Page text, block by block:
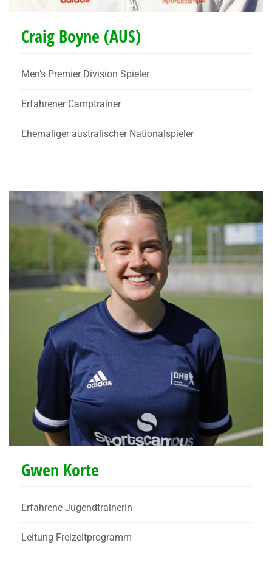
Craig Boyne (AUS)
Men’s Premier Division Spieler
Erfahrener Camptrainer
Ehemaliger australischer Nationalspieler
Gwen Korte
Erfahrene Jugendtrainerin
Leitung Freizeitprogramm